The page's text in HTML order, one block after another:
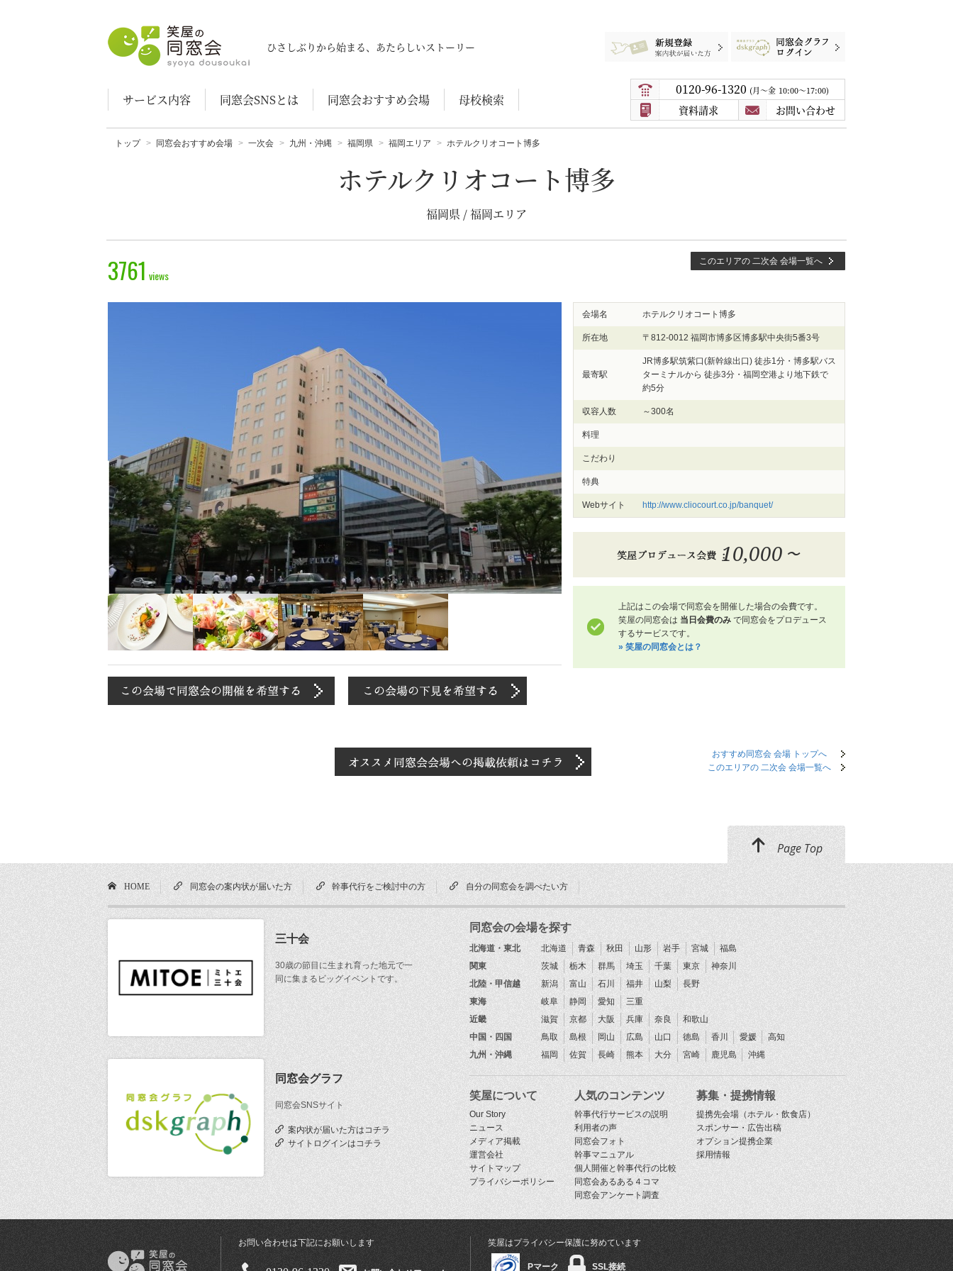
笑屋の同窓会
ひさしぶりから始まる、あたらしいストーリー
案内状が届いた方 同窓会グラフログイン
サービス内容 同窓会SNSとは 同窓会おすすめ会場 母校検索
0120-96-1320 月〜金 10:00～17:00
資料請求 お問い合わせ
トップ 同窓会おすすめ会場 一次会 九州・沖縄 福岡県 福岡エリア ホテルクリオコート博多
ホテルクリオコート博多
福岡県 / 福岡エリア
3761 views
このエリアの 二次会 会場一覧へ
会場名 ホテルクリオコート博多
所在地 〒812-0012 福岡市博多区博多駅中央街5番3号
最寄駅
JR博多駅筑紫口(新幹線出口) 徒歩1分・博多駅バス
ターミナルから 徒歩3分・福岡空港より地下鉄で
約5分
収容人数 ～300名
料理
こだわり
特典
Webサイト http://www.cliocourt.co.jp/banquet/
10,000 〜
上記はこの会場で同窓会を開催した場合の会費です。
笑屋の同窓会は 当日会費のみ で同窓会をプロデュース
するサービスです。
» 笑屋の同窓会とは？
おすすめ同窓会 会場 トップへ
このエリアの 二次会 会場一覧へ
Page Top
HOME 同窓会の案内状が届いた方 幹事代行をご検討中の方 自分の同窓会を調べたい方
三十会
30歳の節目に生まれ育った地元で一
同に集まるビッグイベントです。
同窓会グラフ
同窓会SNSサイト
案内状が届いた方はコチラ
サイトログインはコチラ
同窓会の会場を探す
北海道・東北 北海道 青森 秋田 山形 岩手 宮城
福島
関東
茨城 栃木 群馬 埼玉 千葉 東京
神奈川
北陸・甲信越
新潟 富山 石川 福井 山梨
長野
東海
岐阜 静岡 愛知
三重
近畿
滋賀 京都 大阪 兵庫 奈良
和歌山
中国・四国
鳥取 島根 岡山 広島 山口 徳島 香川 愛媛
高知
九州・沖縄
福岡 佐賀 長崎 熊本 大分 宮崎 鹿児島 沖縄
笑屋について
Our Story
ニュース
メディア掲載
運営会社
サイトマップ
プライバシーポリシー
人気のコンテンツ
幹事代行サービスの説明
利用者の声
同窓会フォト
幹事マニュアル
個人開催と幹事代行の比較
同窓会あるある４コマ
同窓会アンケート調査
募集・提携情報
提携先会場（ホテル・飲食店）
スポンサー・広告出稿
オプション提携企業
採用情報
お問い合わせは下記にお願いします 笑屋はプライバシー保護に努めています
Pマーク SSL接続